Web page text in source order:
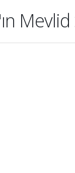
Mevlid